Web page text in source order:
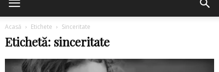
Acasă Etichete Sinceritate
Etichetă: sinceritate